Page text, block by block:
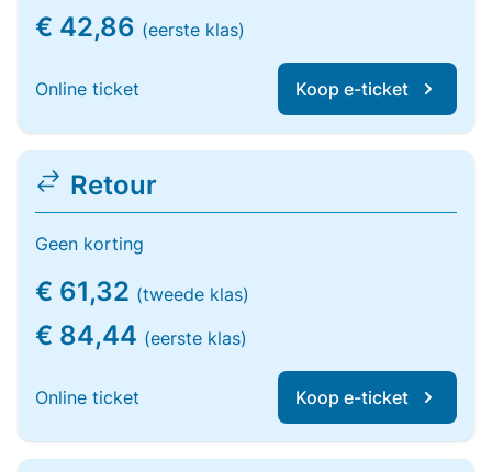
€ 42,86 (eerste klas)
Online ticket Koop e-ticket
Retour
Geen korting
€ 61,32 (tweede klas)
€ 84,44 (eerste klas)
Online ticket Koop e-ticket